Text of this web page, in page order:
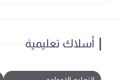
أسلاك تعليمية